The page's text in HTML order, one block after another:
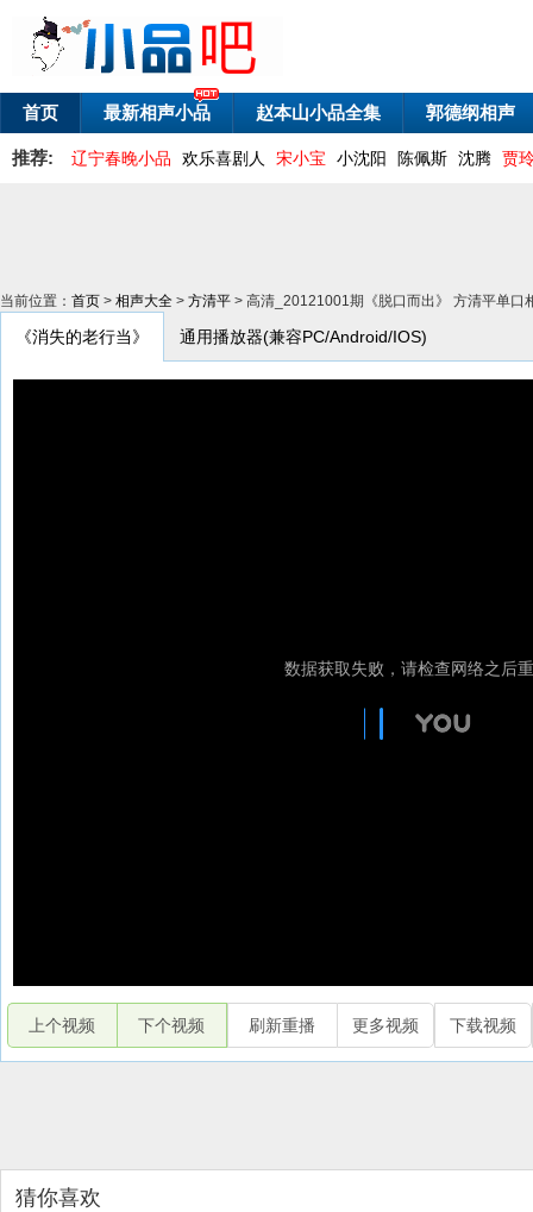
首页 最新相声小品 赵本山小品全集 郭德纲相声
推荐: 辽宁春晚小品 欢乐喜剧人 宋小宝 小沈阳 陈佩斯 沈腾 贾
当前位置： 首页 > 相声大全 > 方清平 > 高清_20121001期《脱口而出》 方清平单口
《消失的老行当》 通用播放器(兼容PC/Android/IOS)
上个视频 下个视频 刷新重播 更多视频 下载视频
猜你喜欢